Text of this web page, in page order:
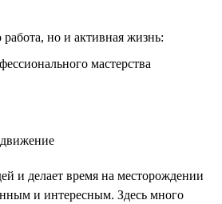
но и активная жизнь:
мастерства
и делает время на месторождении
и интересным. Здесь много